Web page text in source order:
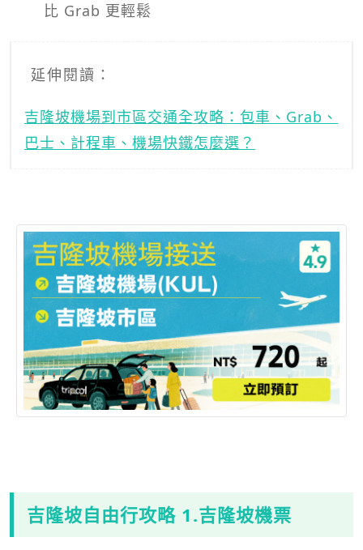
比 Grab 更輕鬆
延伸閱讀：
吉隆坡機場到市區交通全攻略：包車、Grab、
巴士、計程車、機場快鐵怎麼選？
吉隆坡自由行攻略 1.吉隆坡機票